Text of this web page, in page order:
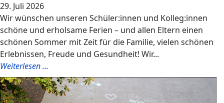
29. Juli 2026
Wir wünschen unseren Schüler:innen und Kolleg:innen
schöne und erholsame Ferien – und allen Eltern einen
schönen Sommer mit Zeit für die Familie, vielen schönen
Erlebnissen, Freude und Gesundheit! Wir...
Weiterlesen ...